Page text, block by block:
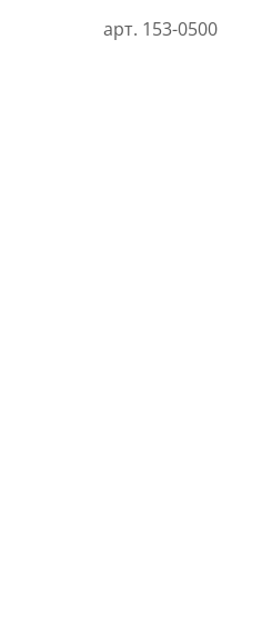
арт. 153-0500